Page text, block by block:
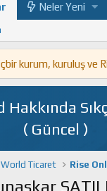
Neler Yeni
kurum, kuruluş ve
Hakkında
( Güncel )
Ticaret Rise